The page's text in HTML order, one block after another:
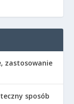
zastosowanie
sposób